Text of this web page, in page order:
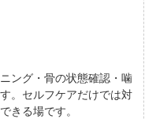
ング・骨の状態確認・噛
。 セルフケアだけでは対
きる場です。